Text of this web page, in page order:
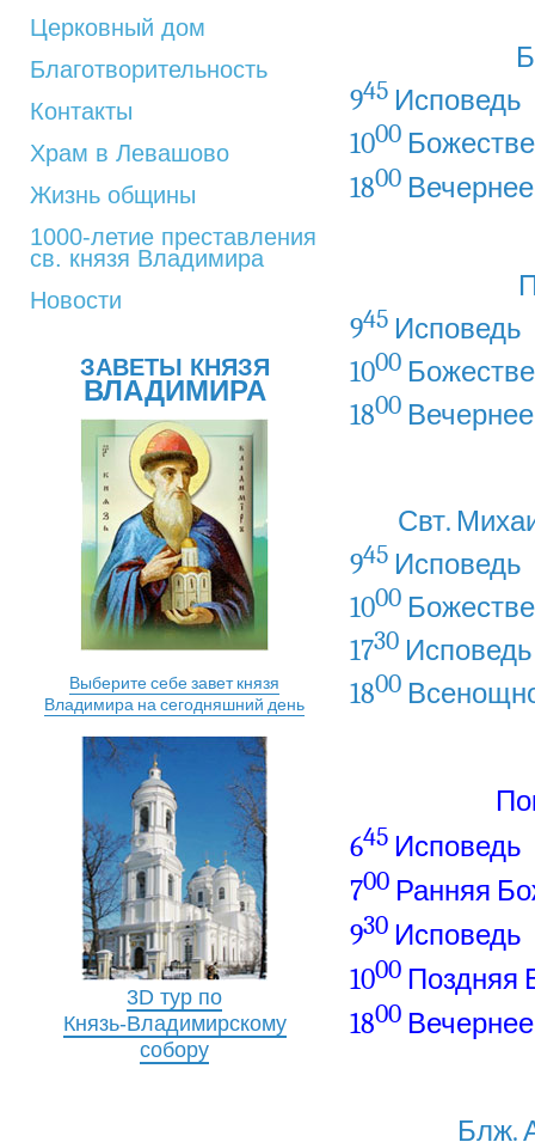
Церковный дом
Благотворительность
Контакты
Храм в Левашово
Жизнь общины
1000-летие преставления
св. князя Владимира
Новости
ЗАВЕТЫ КНЯЗЯ
ВЛАДИМИРА
Выберите себе завет князя
Владимира на сегодняшний день
3D тур по
Князь-Владимирскому
собору
945Исповедь
1000
1800
945Исповедь
1000
1800
Свт.
945Исповедь
1000
1730Исповедь
1800
645Исповедь
700Ранняя
930Исповедь
1000Поздняя
1800Вечернее
Блж.